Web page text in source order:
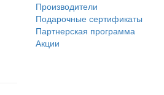
Производители
Подарочные сертификаты
Партнерская программа
Акции